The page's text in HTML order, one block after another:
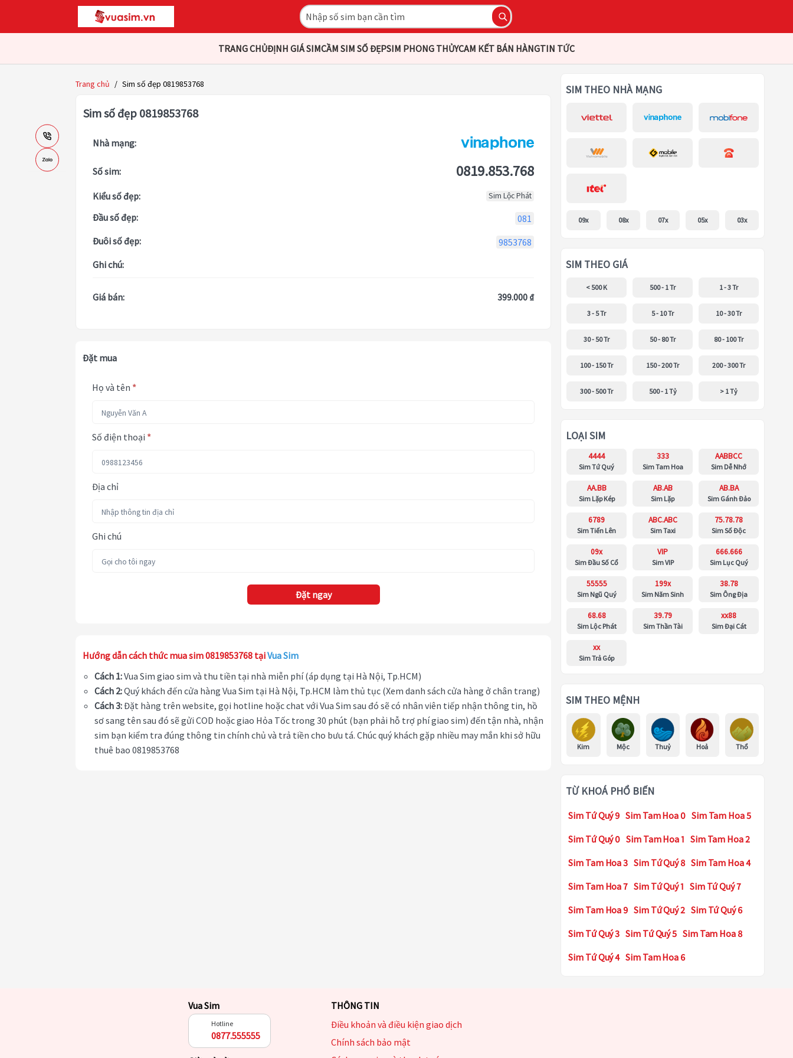
TRANG CHỦĐỊNH GIÁ SIMCẦM SIM SỐ ĐẸPSIM PHONG THỦYCAM KẾT BÁN HÀNGTIN TỨC
Trang chủ / Sim số đẹp 0819853768
Sim số đẹp 0819853768
Nhà mạng:
Số sim: 0819.853.768
Kiểu số đẹp: Sim Lộc Phát
Đầu số đẹp:
081
Đuôi số đẹp:
9853768
Ghi chú:
Giá bán: 399.000 ₫
Đặt mua
Họ và tên *
Số điện thoại *
Địa chỉ
Ghi chú
Đặt ngay
Hướng dẫn cách thức mua sim 0819853768 tạiVua Sim
Cách 1:Vua Sim giao sim và thu tiền tại nhà miễn phí (áp dụng tại Hà Nội, Tp.HCM)
Cách 2:Quý khách đến cửa hàng Vua Sim tại Hà Nội, Tp.HCM làm thủ tục (Xem danh sách cửa hàng ở chân trang)
Cách 3:Đặt hàng trên website, gọi hotline hoặc chat với Vua Sim sau đó sẽ có nhân viên tiếp nhận thông tin, hồ
sơ sang tên sau đó sẽ gửi COD hoặc giao Hỏa Tốc trong 30 phút (bạn phải hỗ trợ phí giao sim) đến tận nhà, nhận
sim bạn kiểm tra đúng thông tin chính chủ và trả tiền cho bưu tá. Chúc quý khách gặp nhiều may mắn khi sở hữu
thuê bao 0819853768
SIM THEO NHÀ MẠNG
09x 08x 07x 05x 03x
SIM THEO GIÁ
< 500 K 500 - 1 Tr 1 - 3 Tr
3 - 5 Tr 5 - 10 Tr 10 - 30 Tr
30 - 50 Tr 50 - 80 Tr 80 - 100 Tr
100 - 150 Tr 150 - 200 Tr 200 - 300 Tr
300 - 500 Tr 500 - 1 Tỷ > 1 Tỷ
LOẠI SIM
4444
Sim Tứ Quý
333
Sim Tam Hoa
AABBCC
Sim Dễ Nhớ
AA.BB
Sim Lặp Kép
AB.AB
Sim Lặp
AB.BA
Sim Gánh Đảo
6789
Sim Tiến Lên
ABC.ABC
Sim Taxi
75.78.78
Sim Số Độc
09x
Sim Đầu Số Cổ
VIP
Sim VIP
666.666
Sim Lục Quý
55555
Sim Ngũ Quý
199x
Sim Năm Sinh
38.78
Sim Ông Địa
68.68
Sim Lộc Phát
39.79
Sim Thần Tài
xx88
Sim Đại Cát
xx
Sim Trả Góp
SIM THEO MỆNH
Kim Mộc Thuỷ Hoả Thổ
TỪ KHOÁ PHỔ BIẾN
Sim Tứ Quý 9 Sim Tam Hoa 0 Sim Tam Hoa 5
Sim Tứ Quý 0 Sim Tam Hoa 1 Sim Tam Hoa 2
Sim Tam Hoa 3 Sim Tứ Quý 8 Sim Tam Hoa 4
Sim Tam Hoa 7 Sim Tứ Quý 1 Sim Tứ Quý 7
Sim Tam Hoa 9 Sim Tứ Quý 2 Sim Tứ Quý 6
Sim Tứ Quý 3 Sim Tứ Quý 5 Sim Tam Hoa 8
Sim Tứ Quý 4 Sim Tam Hoa 6
Vua Sim
Hotline
0877.555555
THÔNG TIN
Điều khoản và điều kiện giao dịch
Chính sách bảo mật